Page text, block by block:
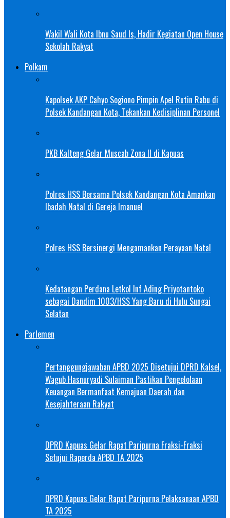
Wakil Wali Kota Ibnu Saud Is, Hadir Kegiatan Open House
Sekolah Rakyat
Polkam
Kapolsek AKP Cahyo Sogiono Pimpin Apel Rutin Rabu di
Polsek Kandangan Kota, Tekankan Kedisiplinan Personel
PKB Kalteng Gelar Muscab Zona II di Kapuas
Polres HSS Bersama Polsek Kandangan Kota Amankan
Ibadah Natal di Gereja Imanuel
Polres HSS Bersinergi Mengamankan Perayaan Natal
Kedatangan Perdana Letkol Inf Ading Priyotantoko
sebagai Dandim 1003/HSS Yang Baru di Hulu Sungai
Selatan
Parlemen
Pertanggungjawaban APBD 2025 Disetujui DPRD Kalsel,
Wagub Hasnuryadi Sulaiman Pastikan Pengelolaan
Keuangan Bermanfaat Kemajuan Daerah dan
Kesejahteraan Rakyat
DPRD Kapuas Gelar Rapat Paripurna Fraksi-Fraksi
Setujui Raperda APBD TA 2025
DPRD Kapuas Gelar Rapat Paripurna Pelaksanaan APBD
TA 2025